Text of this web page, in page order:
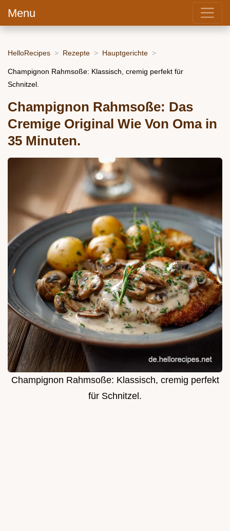
Menu
HelloRecipes Rezepte Hauptgerichte
Champignon Rahmsoße: Klassisch, cremig perfekt für
Schnitzel.
Champignon Rahmsoße: Das
Cremige Original Wie Von Oma in
35 Minuten.
Champignon Rahmsoße: Klassisch, cremig perfekt
für Schnitzel.